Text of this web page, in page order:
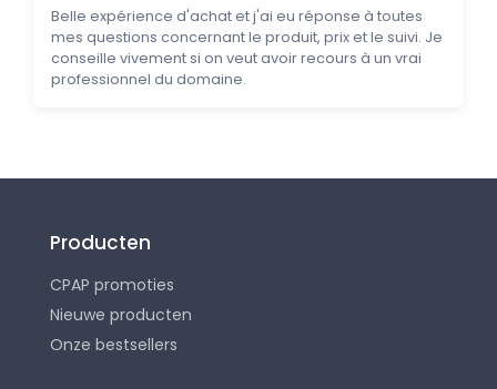
Belle expérience d'achat et j'ai eu réponse à toutes
mes questions concernant le produit, prix et le suivi. Je
conseille vivement si on veut avoir recours à un vrai
professionnel du domaine.
Producten
CPAP promoties
Nieuwe producten
Onze bestsellers